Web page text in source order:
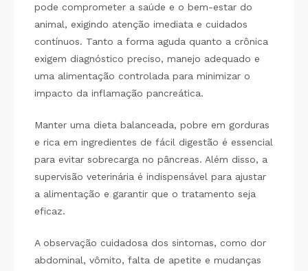
pode comprometer a saúde e o bem-estar do
animal, exigindo atenção imediata e cuidados
contínuos. Tanto a forma aguda quanto a crônica
exigem diagnóstico preciso, manejo adequado e
uma alimentação controlada para minimizar o
impacto da inflamação pancreática.
Manter uma dieta balanceada, pobre em gorduras
e rica em ingredientes de fácil digestão é essencial
para evitar sobrecarga no pâncreas. Além disso, a
supervisão veterinária é indispensável para ajustar
a alimentação e garantir que o tratamento seja
eficaz.
A observação cuidadosa dos sintomas, como dor
abdominal, vômito, falta de apetite e mudanças